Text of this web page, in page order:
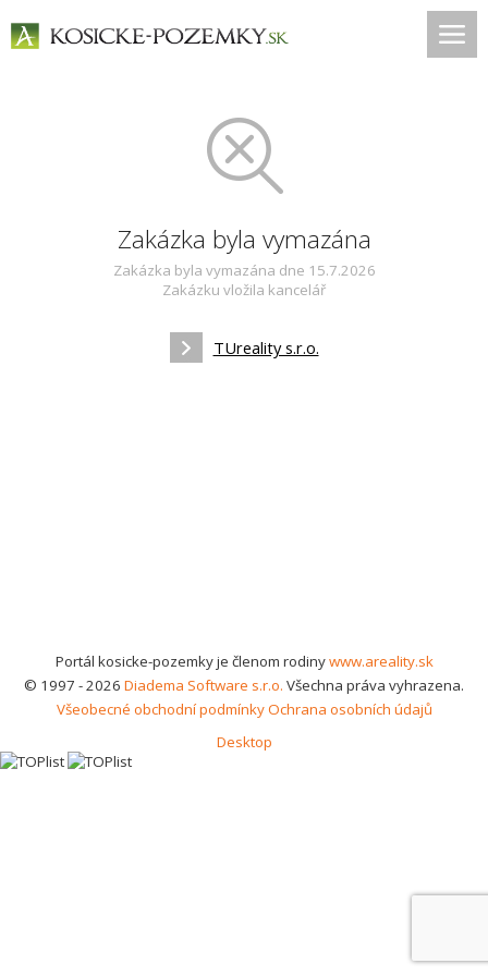
Zakázka byla vymazána
Zakázka byla vymazána dne 15.7.2026
Zakázku vložila kancelář
TUreality s.r.o.
Portál kosicke-pozemky je členom rodinywww.areality.sk
© 1997 - 2026 Diadema Software s.r.o. Všechna práva vyhrazena.
Všeobecné obchodní podmínkyOchrana osobních údajů
Desktop